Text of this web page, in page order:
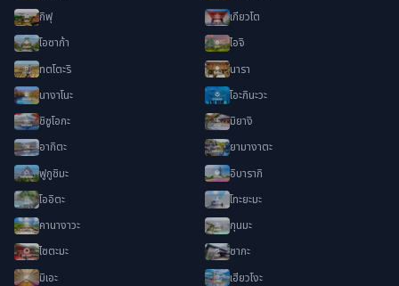
กิฟุ
เกียวโต
โอซาก้า
ไอจิ
ทตโตะริ
นารา
นางาโนะ
โอะกินะวะ
ชิซูโอกะ
มิยางิ
อากิตะ
ยามางาตะ
ฟูกูชิมะ
อิบารากิ
โออิตะ
โทะยะมะ
คานางาวะ
กุนมะ
ไซตะมะ
ซากะ
มิเอะ
เฮียวโงะ